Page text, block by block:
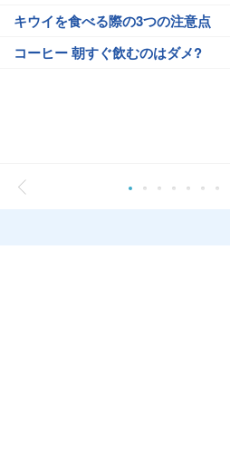
キウイを食べる際の3つの注意点
コーヒー 朝すぐ飲むのはダメ?